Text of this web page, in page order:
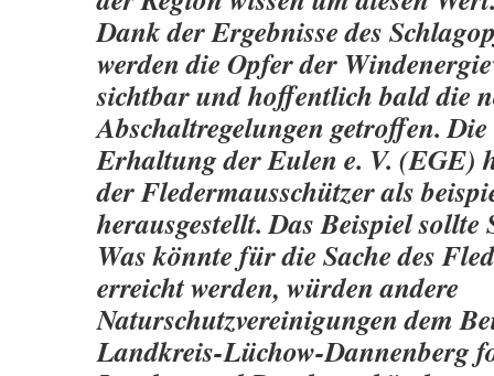
Dank der Ergebnisse des
werden die Opfer der
sichtbar und hoffentlich bald die
Abschaltregelungen getroffen.
Erhaltung der Eulen e. V. (EGE)
der Fledermausschützer als
herausgestellt. Das Beispiel sollte
Was könnte für die Sache des
erreicht werden, würden andere
Naturschutzvereinigungen dem
Landkreis-Lüchow-Dannenberg